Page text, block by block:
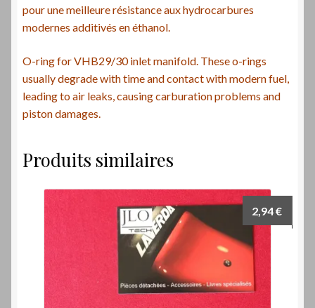
pour une meilleure résistance aux hydrocarbures
modernes additivés en éthanol.
O-ring for VHB29/30 inlet manifold. These o-rings
usually degrade with time and contact with modern fuel,
leading to air leaks, causing carburation problems and
piston damages.
Produits similaires
2,94€